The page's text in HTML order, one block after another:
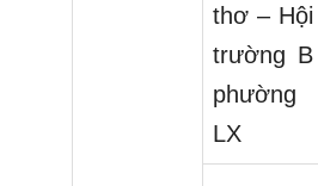
thơ – Hội
trường B
phường
LX